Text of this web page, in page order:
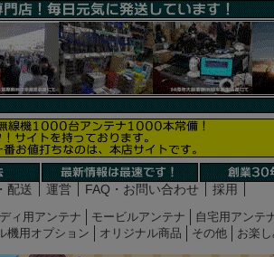
配送 運営 FAQ・お問い合わせ 採用
ィ用アンテナ モービルアンテナ 自宅用アンテ
機用オプション オリジナル商品 その他 お楽